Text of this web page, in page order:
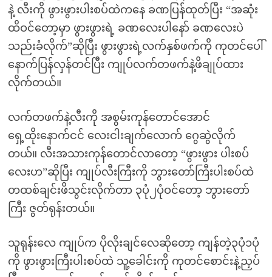
နဲ့ လီးကို ဖွားဖွားပါးစပ်ထဲကနေ ခဏပြန်ထုတ်ပြီး “အဆုံး
ထိဝင်တော့မှာ ဖွားဖွားရဲ့ ခဏလေးပါနော် ခဏလေးပဲ
သည်းခံလိုက်”ဆိုပြီး ဖွားဖွားရဲ့လက်နှစ်ဖက်ကို ကုတင်ပေါ်
နောက်ပြန်လှန်တင်ပြီး ကျုပ်လက်တဖက်နဲ့ဖိချုပ်ထား
လိုက်တယ်။
လက်တဖက်နဲ့လီးကို အစွမ်းကုန်တောင်အောင်
ရှေ့ထိုးနောက်ငင် လေးငါးချက်လောက် ဂွေဆွဲလိုက်
တယ်။ လီးအသားကုန်တောင်လာတော့ “ဖွားဖွား ပါးစပ်
လေးဟ”ဆိုပြီး ကျုပ်လီးကြီးကို ဘွားတော်ကြီးပါးစပ်ထဲ
တထစ်ချင်းဖိသွင်းလိုက်တာ ၃ပုံ၂ပုံဝင်တော့ ဘွားတော်
ကြီး ဇွတ်ရုန်းတယ်။
သူရုန်းလေ ကျုပ်က ပိုလိုးချင်လေဆိုတော့ ကျန်တဲ့၃ပုံ၁ပုံ
ကို ဖွားဖွားကြီးပါးစပ်ထဲ သူ့ခေါင်းကို ကုတင်စောင်းနဲ့ညှပ်